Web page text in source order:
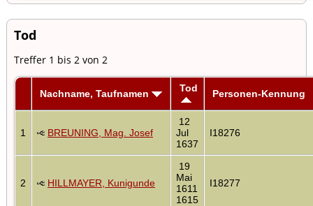
Tod
Treffer 1 bis 2 von 2
Nachname, Taufnamen Tod Personen-Kennung
1 BREUNING, Mag. Josef
12
Jul
1637
I18276
2 HILLMAYER, Kunigunde
19
Mai
1611
1615
I18277